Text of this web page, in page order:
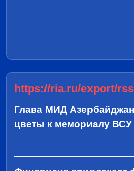
https://ria.ru/export/
Глава МИД
цветы к мемориалу ВСУ